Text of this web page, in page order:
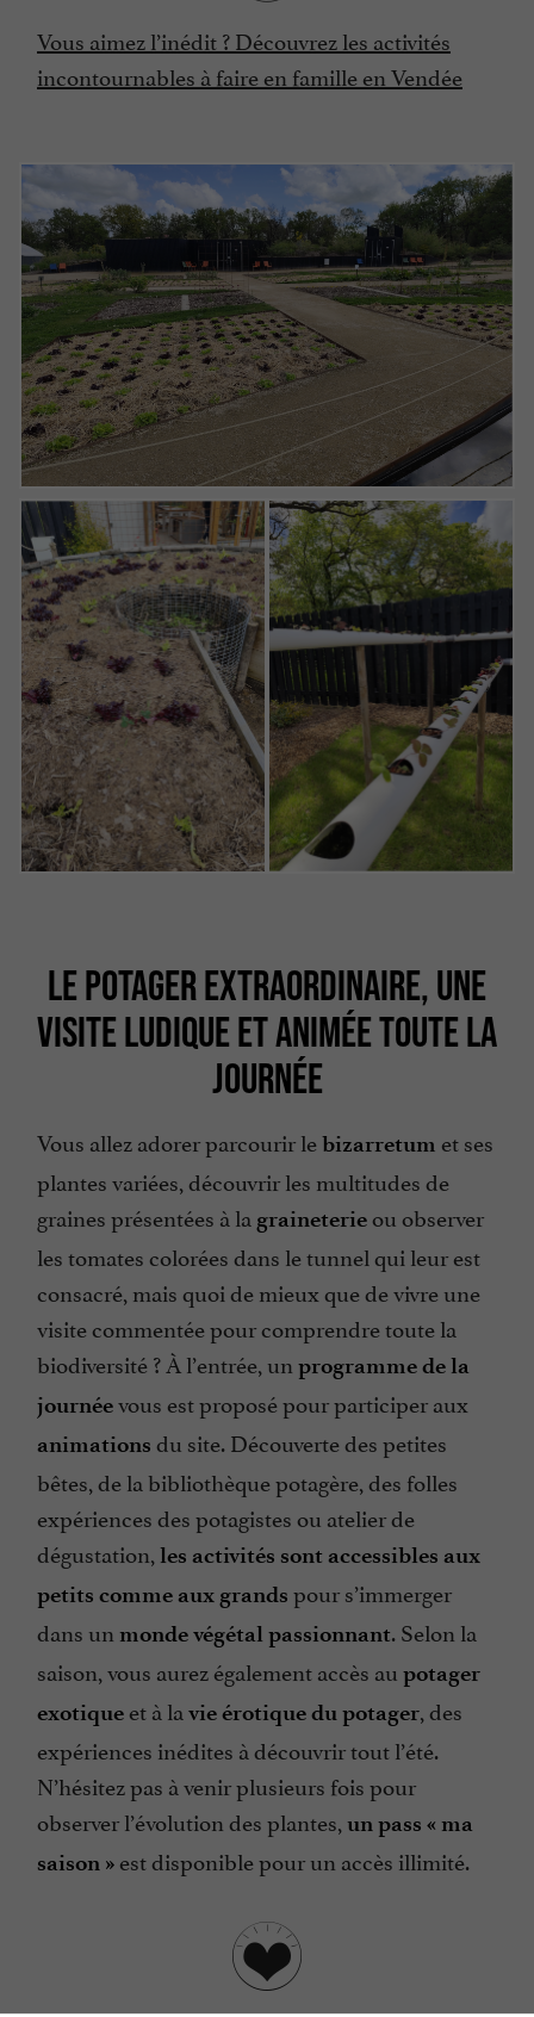
Vous aimez l’inédit ? Découvrez les activités
incontournables à faire en famille en Vendée
LE POTAGER EXTRAORDINAIRE, UNE
VISITE LUDIQUE ET ANIMÉE TOUTE LA
JOURNÉE
Vous allez adorer parcourir lebizarretum et ses
plantes variées, découvrir les multitudes de
graines présentées à la graineterie ou observer
les tomates colorées dans le tunnel qui leur est
consacré, mais quoi de mieux que de vivre une
visite commentée pour comprendre toute la
biodiversité ? À l’entrée, un programme de la
journéevous est proposé pour participer aux
animations du site. Découverte des petites
bêtes, de la bibliothèque potagère, des folles
expériences des potagistes ou atelier de
dégustation, les activités sont accessibles aux
petits comme aux grands pour s’immerger
dans un monde végétal passionnant. Selon la
saison, vous aurez également accès au potager
exotique et à la vie érotique du potager, des
expériences inédites à découvrir tout l’été.
N’hésitez pas à venir plusieurs fois pour
observer l’évolution des plantes, un pass « ma
saison » est disponible pour un accès illimité.